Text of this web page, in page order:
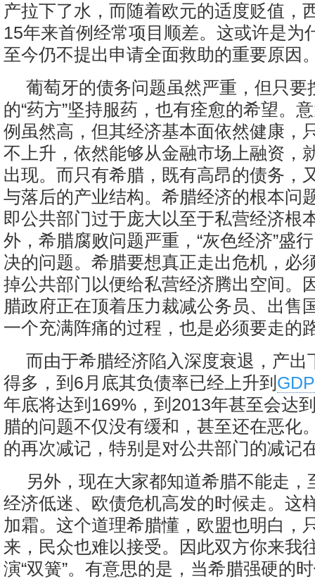
产拉下了水，而随着欧元的适度贬值，
15年来首例经常项目顺差。这或许是为
至今仍不提出申请全面救助的重要原因
葡萄牙的债务问题虽然严重，但只要
的“药方”坚持服药，也有痊愈的希望。
例虽然高，但其经济基本面依然健康，
不上升，依然能够从金融市场上融资，
出现。而只有希腊，既有高昂的债务，
与落后的产业结构。希腊经济的根本问
即公共部门过于庞大以至于私营经济根
外，希腊腐败问题严重，“灰色经济”盛
决的问题。希腊要想真正走出危机，必
掉公共部门以便给私营经济腾出空间。
腊政府正在顶着压力裁减公务员、出售
一个充满阵痛的过程，也是必须要走的
而由于希腊经济陷入深度衰退，产出
得多，到6月底其负债率已经上升到 GDP
年底将达到169%，到2013年甚至会达
腊的问题不仅没有缓和，甚至还在恶化
的再次减记，特别是对公共部门的减记
另外，现在大家都知道希腊不能走，
经济低迷、欧债危机高发的时候走。这
加霜。这个道理希腊懂，欧盟也明白，
来，民众也难以接受。因此双方你来我
演“双簧”。有意思的是，当希腊强硬的